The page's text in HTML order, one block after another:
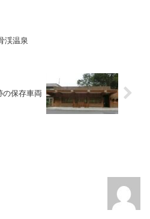
渓温泉
の保存車両